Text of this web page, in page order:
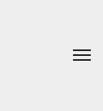
content